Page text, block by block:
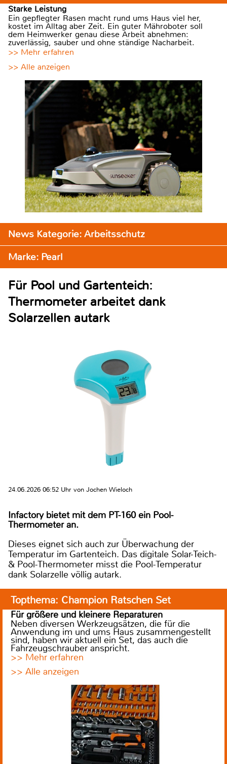
Starke Leistung
Ein gepflegter Rasen macht rund ums Haus viel her,
kostet im Alltag aber Zeit. Ein guter Mähroboter soll
dem Heimwerker genau diese Arbeit abnehmen:
zuverlässig, sauber und ohne ständige Nacharbeit.
>> Mehr erfahren
>> Alle anzeigen
News Kategorie: Arbeitsschutz
Marke: Pearl
Für Pool und Gartenteich:
Thermometer arbeitet dank
Solarzellen autark
24.06.2026 06:52 Uhr von Jochen Wieloch
Infactory bietet mit dem PT-160 ein Pool-
Thermometer an.
Dieses eignet sich auch zur Überwachung der
Temperatur im Gartenteich. Das digitale Solar-Teich-
& Pool-Thermometer misst die Pool-Temperatur
dank Solarzelle völlig autark.
Topthema: Champion Ratschen Set
Für größere und kleinere Reparaturen
Neben diversen Werkzeugsätzen, die für die
Anwendung im und ums Haus zusammengestellt
sind, haben wir aktuell ein Set, das auch die
Fahrzeugschrauber anspricht.
>> Mehr erfahren
>> Alle anzeigen